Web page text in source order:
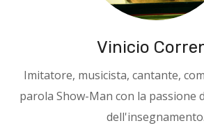
Vinicio
Imitatore, musicista, cantante,
parola Show-Man con la passione
dell'insegnamento.